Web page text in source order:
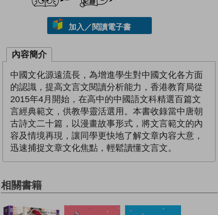
加入／閱讀電子書
內容簡介
中國文化源遠流長，為增進學生對中國文化各方面
的認識，提高文言文閱讀分析能力，香港教育局從
2015年4月開始，在高中的中國語文科精選百篇文
言經典範文，供教學靈活選用。本書收錄當中唐朝
古詩文二十篇，以漫畫故事形式，將文言範文的內
容及情境再現，讓同學更快地了解文章內容大意，
迅速捕捉文章文化焦點，輕鬆讀懂文言文。
相關書籍